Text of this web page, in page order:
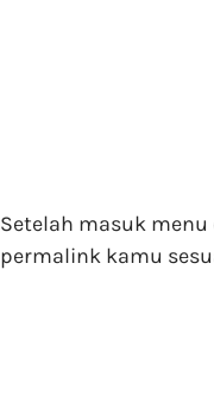
Setelah masuk
permalink kamu